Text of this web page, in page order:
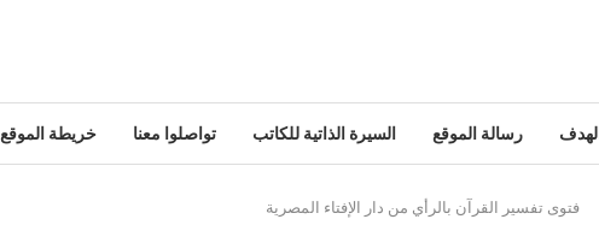
الهدف رسالة الموقع السيرة الذاتية للكاتب تواصلوا معنا خريطة الموقع
فتوى تفسير القرآن بالرأي من دار الإفتاء المصرية